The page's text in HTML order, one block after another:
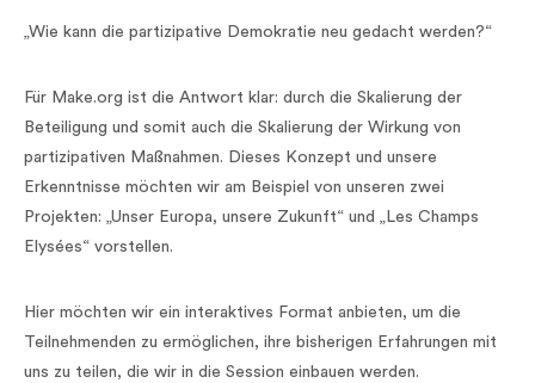
„Wie kann die partizipative Demokratie neu gedacht werden?“
Für Make.org ist die Antwort klar: durch die Skalierung der
Beteiligung und somit auch die Skalierung der Wirkung von
partizipativen Maßnahmen. Dieses Konzept und unsere
Erkenntnisse möchten wir am Beispiel von unseren zwei
Projekten: „Unser Europa, unsere Zukunft“ und „Les Champs
Elysées“ vorstellen.
Hier möchten wir ein interaktives Format anbieten, um die
Teilnehmenden zu ermöglichen, ihre bisherigen Erfahrungen mit
uns zu teilen, die wir in die Session einbauen werden.